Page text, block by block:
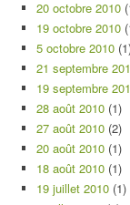
20 octobre 2010
19 octobre 2010
5 octobre 2010
21 septembre
19 septembre
28 août 2010 (1)
27 août 2010 (2)
20 août 2010 (1)
18 août 2010 (1)
19 juillet 2010 (1)